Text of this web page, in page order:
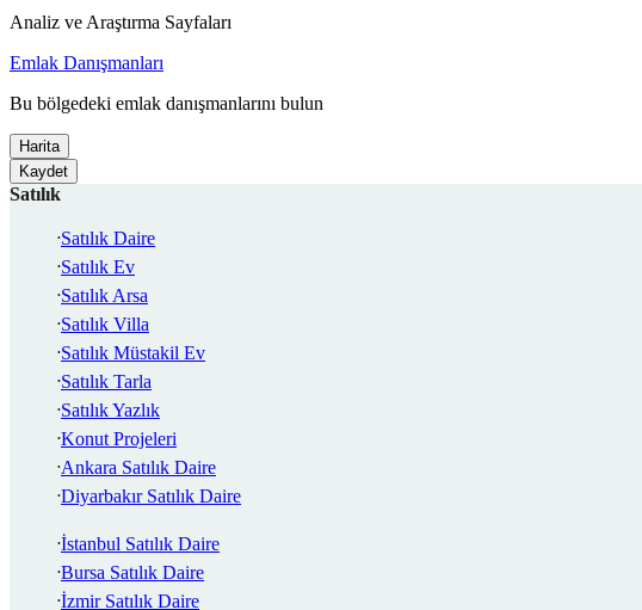
Analiz ve Araştırma Sayfaları
Emlak Danışmanları
Bu bölgedeki emlak danışmanlarını bulun
Harita
Kaydet
Satılık
Satılık Daire
Satılık Ev
Satılık Arsa
Satılık Villa
Satılık Müstakil Ev
Satılık Tarla
Satılık Yazlık
Konut Projeleri
Ankara Satılık Daire
Diyarbakır Satılık Daire
İstanbul Satılık Daire
Bursa Satılık Daire
İzmir Satılık Daire